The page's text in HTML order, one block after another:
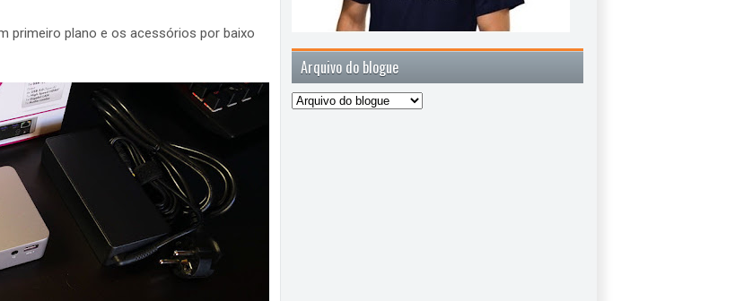
primeiro plano e os acessórios por baixo
Arquivo do blogue